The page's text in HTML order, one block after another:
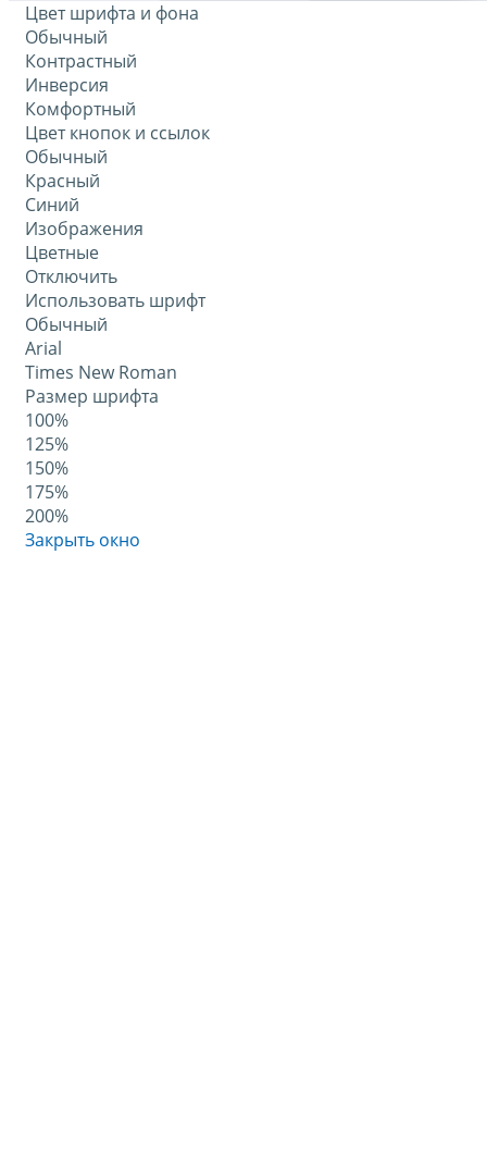
Цвет шрифта и фона
Обычный
Контрастный
Инверсия
Комфортный
Цвет кнопок и ссылок
Обычный
Красный
Синий
Изображения
Цветные
Отключить
Использовать шрифт
Обычный
Arial
Times New Roman
Размер шрифта
100%
125%
150%
175%
200%
Закрыть окно